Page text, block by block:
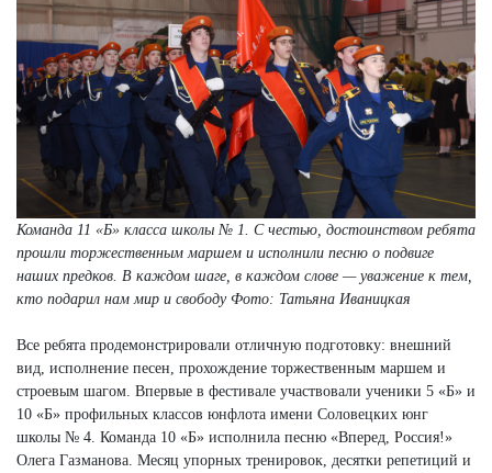
Команда 11 «Б» класса школы № 1. С честью, достоинством ребята
прошли торжественным маршем и исполнили песню о подвиге
наших предков. В каждом шаге, в каждом слове — уважение к тем,
кто подарил нам мир и свободу Фото: Татьяна Иваницкая
Все ребята продемонстрировали отличную подготовку: внешний
вид, исполнение песен, прохождение торжественным маршем и
строевым шагом. Впервые в фестивале участвовали ученики 5 «Б» и
10 «Б» профильных классов юнфлота имени Соловецких юнг
школы № 4. Команда 10 «Б» исполнила песню «Вперед, Россия!»
Олега Газманова. Месяц упорных тренировок, десятки репетиций и